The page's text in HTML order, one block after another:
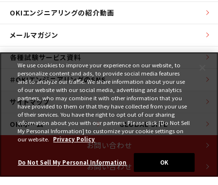
お問い合わせ
OKIエンジニアリングの紹介動画
メールマガジン
各種試験サービス資料
＃OKIエンジニアリングのSNS
サイトマップ
OKIホーム GLOBAL SITE
お問い合わせ
サイトのご利用にあたって 個人情報保護ポリシー
We use cookies to improve your experience on our website, to
personalize content and ads, to provide social media features
and to analyze our traffic. We share information about your use
of our website with our social media, advertising and analytics
partners, who may combine it with other information that you
have provided to them or that they have collected from your use
of their services. You have the right to opt out of our sharing
information about you with our partners. Please click [Do Not Sell
My Personal Information] to customize your cookie settings on
our website.
Privacy Policy
Do Not Sell My Personal Information OK